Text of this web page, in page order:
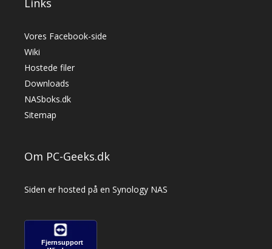
Vores Facebook-side
Wiki
Hostede filer
Downloads
NASboks.dk
Sitemap
Om PC-Geeks.dk
Siden er hosted på en Synology NAS
Fjernsupport